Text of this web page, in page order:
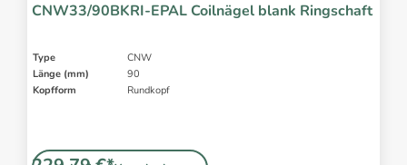
CNW33/90BKRI-EPAL Coilnägel blank Ringschaft
Type
CNW
Länge (mm)
90
Kopfform
Rundkopf